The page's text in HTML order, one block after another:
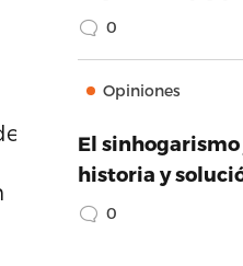
0
Opiniones
El
historia y
0